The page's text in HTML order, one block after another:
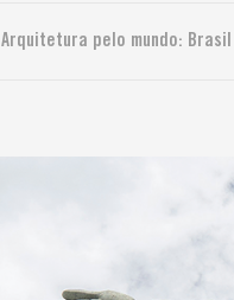
Arquitetura pelo mundo: Brasil